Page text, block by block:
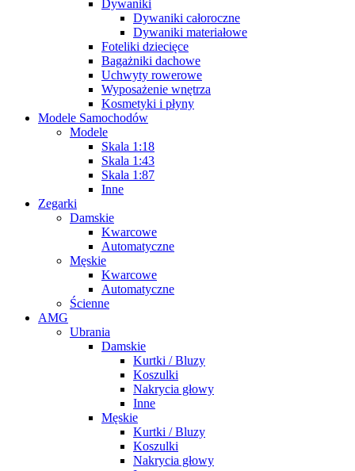
Dywaniki
Dywaniki całoroczne
Dywaniki materiałowe
Foteliki dziecięce
Bagażniki dachowe
Uchwyty rowerowe
Wyposażenie wnętrza
Kosmetyki i płyny
Modele Samochodów
Modele
Skala 1:18
Skala 1:43
Skala 1:87
Inne
Zegarki
Damskie
Kwarcowe
Automatyczne
Męskie
Kwarcowe
Automatyczne
Ścienne
AMG
Ubrania
Damskie
Kurtki / Bluzy
Koszulki
Nakrycia głowy
Inne
Męskie
Kurtki / Bluzy
Koszulki
Nakrycia głowy